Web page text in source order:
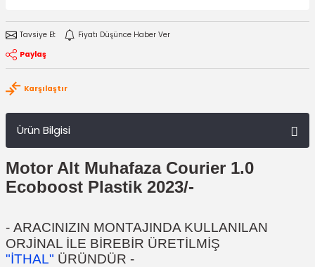
Tavsiye Et
Fiyatı Düşünce Haber Ver
Paylaş
Karşılaştır
Ürün Bilgisi
Motor Alt Muhafaza Courier 1.0
Ecoboost Plastik 2023/-
- ARACINIZIN MONTAJINDA KULLANILAN
ORJİNAL İLE BİREBİR ÜRETİLMİŞ
"İTHAL" ÜRÜNDÜR -